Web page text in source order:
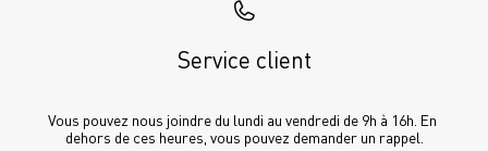
Service client
Vous pouvez nous joindre du lundi au vendredi de 9h à 16h. En
dehors de ces heures, vous pouvez demander un rappel.